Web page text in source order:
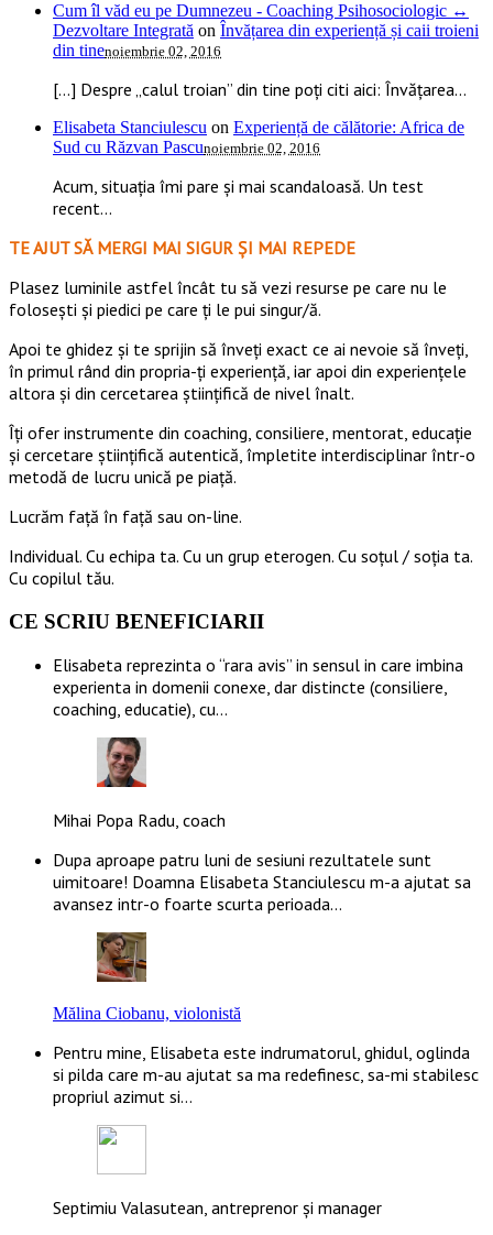
Cum îl văd eu pe Dumnezeu - Coaching Psihosociologic ↔
Dezvoltare Integrată on Învățarea din experiență și caii troieni
din tinenoiembrie 02, 2016
[…] Despre „calul troian” din tine poți citi aici: Învățarea...
Elisabeta Stanciulescu on Experiență de călătorie: Africa de
Sud cu Răzvan Pascunoiembrie 02, 2016
Acum, situația îmi pare și mai scandaloasă. Un test
recent...
TE AJUT SĂ MERGI MAI SIGUR ȘI MAI REPEDE
​​Plasez luminile astfel încât tu să vezi resurse pe care nu le
folosești și piedici pe care ți le pui singur/ă.
Apoi te ghidez și te sprijin să înveți exact ce ai nevoie să înveți,
în primul rând din propria-ți experiență, iar apoi din experiențele
altora și din cercetarea științifică de nivel înalt.
Îți ofer instrumente din coaching, consiliere, mentorat, educație
și cercetare științifică autentică, împletite interdisciplinar într-o
metodă de lucru unică pe piață.
Lucrăm față în față sau on-line.
Individual. Cu echipa ta. Cu un grup eterogen. Cu soțul / soția ta.
Cu copilul tău.
CE SCRIU BENEFICIARII
Elisabeta reprezinta o “rara avis” in sensul in care imbina
experienta in domenii conexe, dar distincte (consiliere,
coaching, educatie), cu…
Mihai Popa Radu, coach
Dupa aproape patru luni de sesiuni rezultatele sunt
uimitoare! Doamna Elisabeta Stanciulescu m-a ajutat sa
avansez intr-o foarte scurta perioada…
Mălina Ciobanu, violonistă
Pentru mine, Elisabeta este indrumatorul, ghidul, oglinda
si pilda care m-au ajutat sa ma redefinesc, sa-mi stabilesc
propriul azimut si…
Septimiu Valasutean, antreprenor și manager